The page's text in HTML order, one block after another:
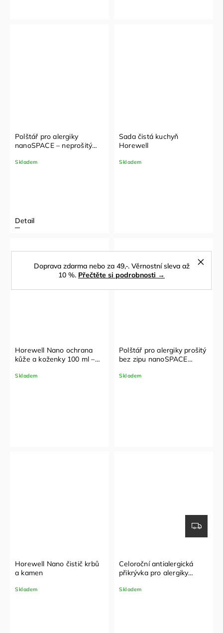
Doprava zdarma nebo za 49,-. Věrnostní sleva až
10 %. Přečtěte si podrobnosti →
Polštář pro alergiky
nanoSPACE – neprošitý
Skladem
Detail
Sada čistá kuchyň
Horewell
Skladem
Horewell Nano ochrana
kůže a koženky 100 ml –
Skladem
Polštář pro alergiky prošitý
bez zipu nanoSPACE
Skladem
Horewell Nano čistič krbů
a kamen
Skladem
Celoroční antialergická
přikrývka pro alergiky
Skladem